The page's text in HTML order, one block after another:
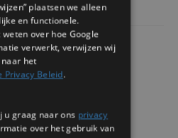
plaatsen we alleen
en functionele.
over hoe Google
verwerkt, verwijzen wij
naar het
Privacy Beleid.
u graag naar ons privacy
over het gebruik van